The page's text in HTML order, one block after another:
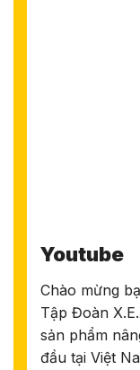
Youtube
Chào mừng
Tập Đoàn
sản phẩm
đầu tại Việt